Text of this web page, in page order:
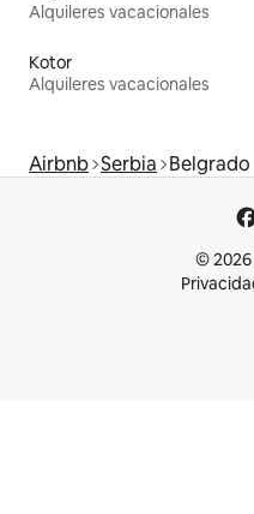
Alquileres vacacionales
Kotor
Alquileres vacacionales
Airbnb Serbia Belgrado
© 2026